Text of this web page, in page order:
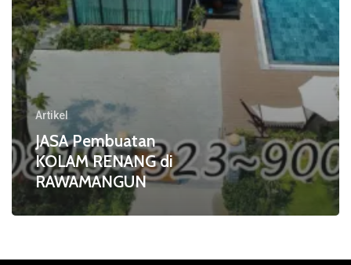
Artikel
JASA Pembuatan
KOLAM RENANG di
RAWAMANGUN